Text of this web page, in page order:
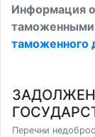
Информация
таможенными
таможенного
Перечни